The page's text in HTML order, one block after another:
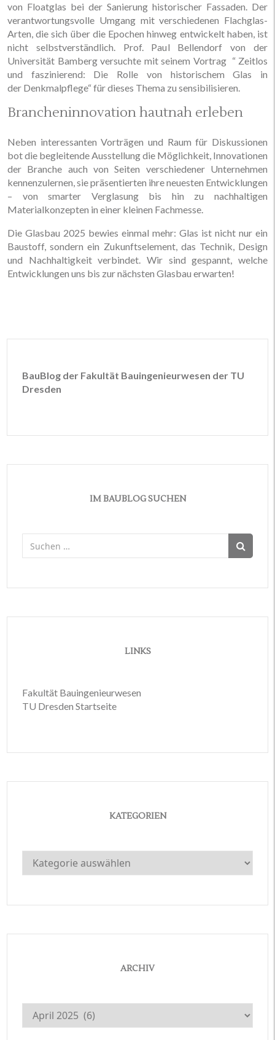
von Floatglas bei der Sanierung historischer Fassaden. Der
verantwortungsvolle Umgang mit verschiedenen Flachglas-
Arten, die sich über die Epochen hinweg entwickelt haben, ist
nicht selbstverständlich. Prof. Paul Bellendorf von der
Universität Bamberg versuchte mit seinem Vortrag “ Zeitlos
und faszinierend: Die Rolle von historischem Glas in
der Denkmalpflege“ für dieses Thema zu sensibilisieren.
Brancheninnovation hautnah erleben
Neben interessanten Vorträgen und Raum für Diskussionen
bot die begleitende Ausstellung die Möglichkeit, Innovationen
der Branche auch von Seiten verschiedener Unternehmen
kennenzulernen, sie präsentierten ihre neuesten Entwicklungen
– von smarter Verglasung bis hin zu nachhaltigen
Materialkonzepten in einer kleinen Fachmesse.
Die Glasbau 2025 bewies einmal mehr: Glas ist nicht nur ein
Baustoff, sondern ein Zukunftselement, das Technik, Design
und Nachhaltigkeit verbindet. Wir sind gespannt, welche
Entwicklungen uns bis zur nächsten Glasbau erwarten!
BauBlog der Fakultät Bauingenieurwesen der TU
Dresden
IM BAUBLOG SUCHEN
nach:
LINKS
Fakultät Bauingenieurwesen
TU Dresden Startseite
KATEGORIEN
Kategorien
ARCHIV
Archiv